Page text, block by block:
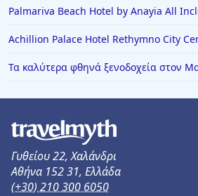
Palmariva Beach Hotel by Anayia All
Achillion Palace Hotel Rethymno City
Τα καλύτερα φθηνά ξενοδοχεία στον
Γυθείου 22, Χαλάνδρι
Αθήνα 152 31, Ελλάδα
(+30) 210 300 6050